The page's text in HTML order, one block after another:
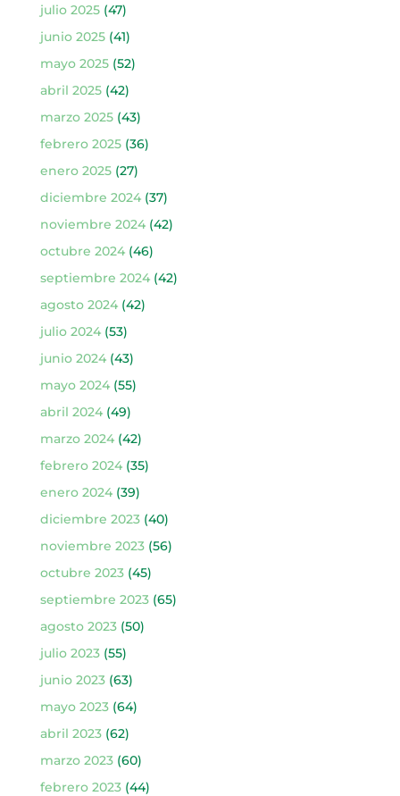
julio 2025(47)
junio 2025(41)
mayo 2025(52)
abril 2025(42)
marzo 2025(43)
febrero 2025(36)
enero 2025(27)
diciembre 2024(37)
noviembre 2024(42)
octubre 2024(46)
septiembre 2024(42)
agosto 2024(42)
julio 2024(53)
junio 2024(43)
mayo 2024(55)
abril 2024(49)
marzo 2024(42)
febrero 2024(35)
enero 2024(39)
diciembre 2023(40)
noviembre 2023(56)
octubre 2023(45)
septiembre 2023(65)
agosto 2023(50)
julio 2023(55)
junio 2023(63)
mayo 2023(64)
abril 2023(62)
marzo 2023(60)
febrero 2023(44)